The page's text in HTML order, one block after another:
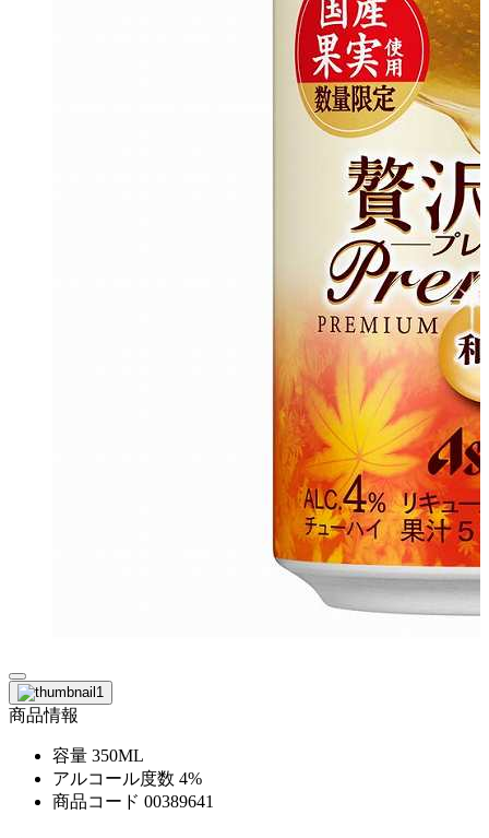
商品情報
容量 350ML
アルコール度数 4%
商品コード 00389641